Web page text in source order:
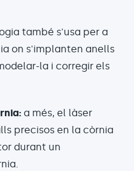
també s'usa per a
on s'implanten anells
la i corregir els
a més, el làser
precisos en la còrnia
durant un